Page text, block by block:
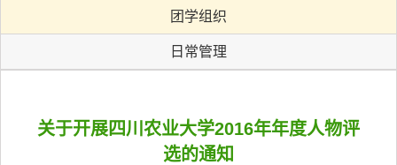
团学组织
日常管理
关于开展四川农业大学2016年年度人物评
选的通知